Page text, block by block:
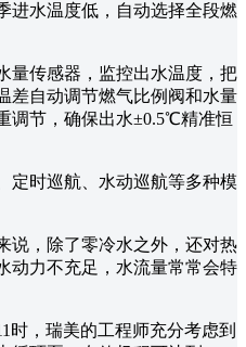
进水温度低，自动选择全段燃
量传感器，监控出水温度，把
差自动调节燃气比例阀和水量
调节，确保出水±0.5℃精准恒
定时巡航、水动巡航等多种模
说，除了零冷水之外，还对热
动力不充足，水流量常常会特
时，瑞美的工程师充分考虑到